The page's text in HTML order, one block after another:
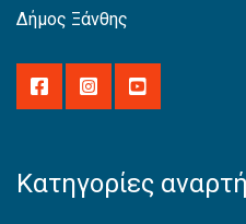
Δήμος Ξάνθης
Κατηγορίες